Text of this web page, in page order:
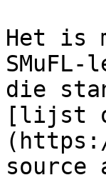
Het is
die
[lijst
source